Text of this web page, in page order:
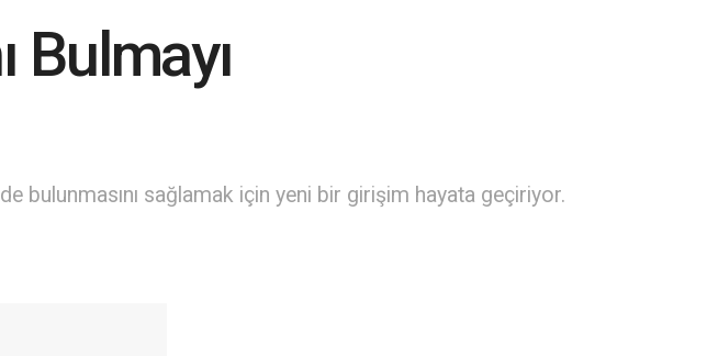
Bulmayı
bulunmasını sağlamak için yeni bir girişim hayata geçiriyor.